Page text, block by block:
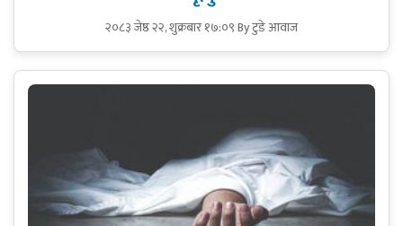
२०८३ जेष्ठ २२, शुक्रबार १७:०९By टुडे आवाज